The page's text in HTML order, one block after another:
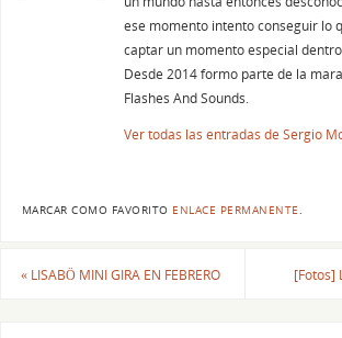
ese momento intento conseguir lo
captar un momento especial
Desde 2014 formo parte de la
Flashes And Sounds.
Ver todas las entradas de Sergio
MARCAR COMO FAVORITO ENLACE PERMANENTE.
«LISABÖ MINI GIRA EN FEBRERO [Fotos]